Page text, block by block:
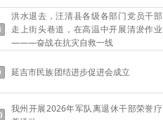
洪水退去，汪清县各级各部门党员干部
走上街头巷道，在高温中开展清淤作业
———奋战在抗灾自救一线
延吉市民族团结进步促进会成立
我州开展2026年军队离退休干部荣誉疗